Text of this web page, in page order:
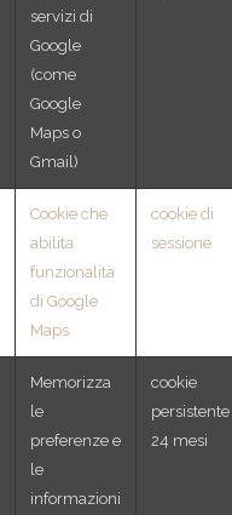
servizi di
Google
(come
Google
Maps o
Gmail)
Cookie che
abilita
funzionalità
di Google
Maps
cookie di
sessione
Memorizza
le
preferenze e
le
informazioni
cookie
persistente
24 mesi